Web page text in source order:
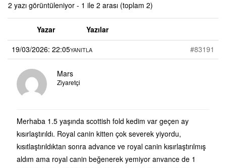
2 yazı görüntüleniyor - 1 ile 2 arası (toplam 2)
Yazar
Yazılar
19/03/2026: 22:05
#83191
YANITLA
Mars
Ziyaretçi
Merhaba 1.5 yaşında scottish fold kedim var geçen ay
kısırlaştırıldı. Royal canin kitten çok severek yiyordu,
kısıtlaştırıldıktan sonra advance ve royal canin kısırlaştırılmış
aldım ama royal canin beğenerek yemiyor anvance de 1